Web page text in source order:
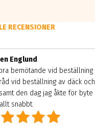
RECENSIONER
Englund
bemötande vid beställning
vid beställning av däck och
den dag jag åkte för byte
snabbt.